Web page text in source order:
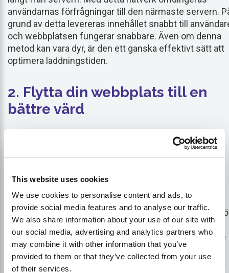
This website uses cookies
We use cookies to personalise content and ads, to
provide social media features and to analyse our traffic.
We also share information about your use of our site with
our social media, advertising and analytics partners who
may combine it with other information that you’ve
provided to them or that they’ve collected from your use
of their services.
användarnas förfrågningar till den närmaste servern.
grund av detta levereras innehållet snabbt till
och webbplatsen fungerar snabbare. Även om denna
metod kan vara dyr, är den ett ganska effektivt sätt att
optimera laddningstiden.
2. Flytta din webbplats till en
bättre värd
Hosting är möjligt i tre olika typer, bland annat:
som används över hela världen och är också billigast.
Med detta kan du få din webbplats online på kort tid.
detta måste du välja ett snabbt webbhotell som ger
bättre optimering. Med delat webbhotell blir det lättare
att dela diskutrymme, CPU och RAM tillsammans med
andra webbplatser som också använder denna server.